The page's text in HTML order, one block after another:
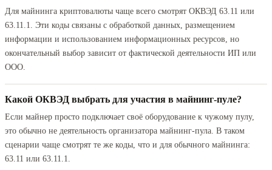
Для майнинга криптовалюты чаще всего смотрят ОКВЭД 63.11 или
63.11.1. Эти коды связаны с обработкой данных, размещением
информации и использованием информационных ресурсов, но
окончательный выбор зависит от фактической деятельности ИП или
ООО.
Какой ОКВЭД выбрать для участия в майнинг-пуле?
Если майнер просто подключает своё оборудование к чужому пулу,
это обычно не деятельность организатора майнинг-пула. В таком
сценарии чаще смотрят те же коды, что и для обычного майнинга:
63.11 или 63.11.1.